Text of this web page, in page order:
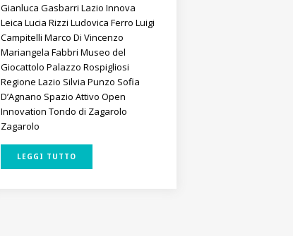
Gianluca GasbarriLazio Innova
LeicaLucia RizziLudovica FerroLuigi
CampitelliMarco Di Vincenzo
Mariangela FabbriMuseo del
GiocattoloPalazzo Rospigliosi
Regione Lazio Silvia Punzo Sofia
D’Agnano Spazio Attivo Open
InnovationTondo di Zagarolo
Zagarolo
LEGGI TUTTO